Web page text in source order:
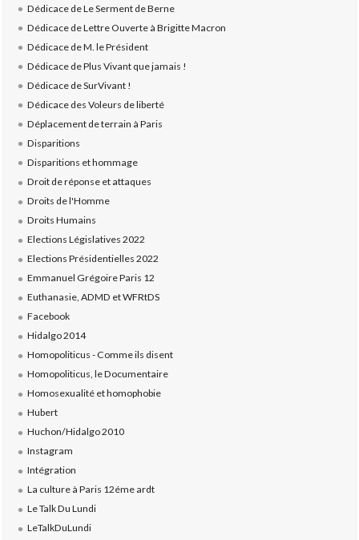
Dédicace de Le Serment de Berne
Dédicace de Lettre Ouverte à Brigitte Macron
Dédicace de M. le Président
Dédicace de Plus Vivant que jamais !
Dédicace de SurVivant !
Dédicace des Voleurs de liberté
Déplacement de terrain à Paris
Disparitions
Disparitions et hommage
Droit de réponse et attaques
Droits de l'Homme
Droits Humains
Elections Législatives 2022
Elections Présidentielles 2022
Emmanuel Grégoire Paris 12
Euthanasie, ADMD et WFRtDS
Facebook
Hidalgo 2014
Homopoliticus - Comme ils disent
Homopoliticus, le Documentaire
Homosexualité et homophobie
Hubert
Huchon/Hidalgo 2010
Instagram
Intégration
La culture à Paris 12éme ardt
Le Talk Du Lundi
LeTalkDuLundi